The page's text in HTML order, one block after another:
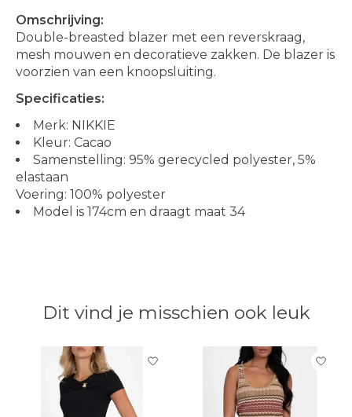
Omschrijving:
Double-breasted blazer met een reverskraag,
mesh mouwen en decoratieve zakken. De blazer is
voorzien van een knoopsluiting.
Specificaties:
Merk: NIKKIE
Kleur: Cacao
Samenstelling: 95% gerecycled polyester, 5%
elastaan
Voering: 100% polyester
Model is 174cm en draagt maat 34
Dit vind je misschien ook leuk
Items van productcarrousel